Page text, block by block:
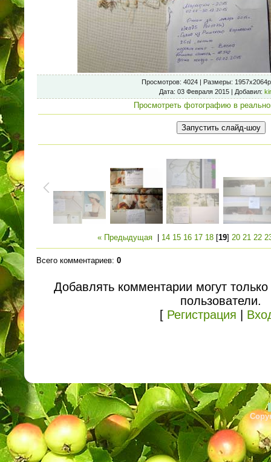
Просмотров: 4024 | Размеры:
Дата: 03 Февраля 2015 | Добавил:
Просмотреть фотографию в
« Предыдущая 14 15 16 17 18 [19] 20 21 22
Всего комментариев: 0
Добавлять комментарии могут
пользователи.
[ Регистрация